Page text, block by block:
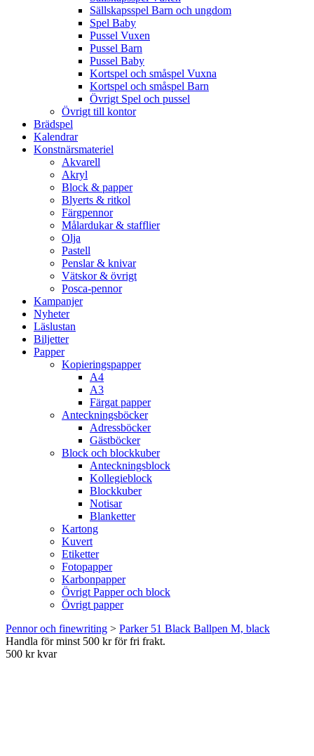
Sällskapsspel Barn och ungdom
Spel Baby
Pussel Vuxen
Pussel Barn
Pussel Baby
Kortspel och småspel Vuxna
Kortspel och småspel Barn
Övrigt Spel och pussel
Övrigt till kontor
Brädspel
Kalendrar
Konstnärsmateriel
Akvarell
Akryl
Block & papper
Blyerts & ritkol
Färgpennor
Målardukar & stafflier
Olja
Pastell
Penslar & knivar
Vätskor & övrigt
Posca-pennor
Kampanjer
Nyheter
Läslustan
Biljetter
Papper
Kopieringspapper
A4
A3
Färgat papper
Anteckningsböcker
Adressböcker
Gästböcker
Block och blockkuber
Anteckningsblock
Kollegieblock
Blockkuber
Notisar
Blanketter
Kartong
Kuvert
Etiketter
Fotopapper
Karbonpapper
Övrigt Papper och block
Övrigt papper
Pennor och finewriting > Parker 51 Black Ballpen M, black
Handla för minst 500 kr för fri frakt.
500 kr kvar